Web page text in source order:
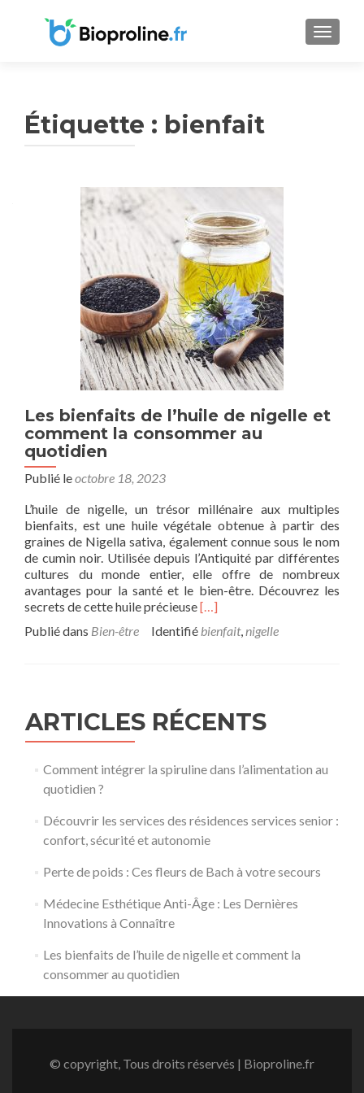
Étiquette : bienfait
Les bienfaits de l’huile de nigelle et
comment la consommer au
quotidien
Publié leoctobre 18, 2023
L’huile de nigelle, un trésor millénaire aux multiples
bienfaits, est une huile végétale obtenue à partir des
graines de Nigella sativa, également connue sous le nom
de cumin noir. Utilisée depuis l’Antiquité par différentes
cultures du monde entier, elle offre de nombreux
avantages pour la santé et le bien-être. Découvrez les
secrets de cette huile précieuseEn
plus
de
nigelle
comment
au
quotidien
[…]
Publié dans Bien-être Identifié bienfait,nigelle
ARTICLES RÉCENTS
Comment intégrer la spiruline dans l’alimentation au
quotidien ?
Découvrir les services des résidences services senior :
confort, sécurité et autonomie
Perte de poids : Ces fleurs de Bach à votre secours
Médecine Esthétique Anti-Âge : Les Dernières
Innovations à Connaître
Les bienfaits de l’huile de nigelle et comment la
consommer au quotidien
© copyright, Tous droits réservés | Bioproline.fr